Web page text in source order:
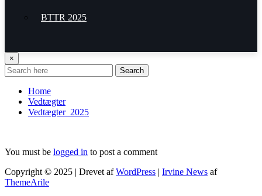
BTTR 2025
Program BTTR 2024
Program 2023
×
Search
Home
Vedtægter
Vedtægter_2025
You must be logged in to post a comment
Copyright © 2025 | Drevet afWordPress | Irvine News af
ThemeArile